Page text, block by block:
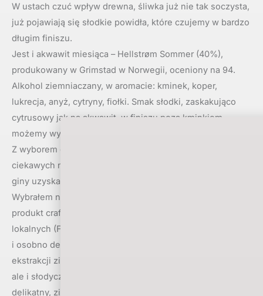
W ustach czuć wpływ drewna, śliwka już nie tak soczysta,
już pojawiają się słodkie powidła, które czujemy w bardzo
długim finiszu.
Jest i akwawit miesiąca – Hellstrøm Sommer (40%),
produkowany w Grimstad w Norwegii, oceniony na 94.
Alkohol ziemniaczany, w aromacie: kminek, koper,
lukrecja, anyż, cytryny, fiołki. Smak słodki, zaskakująco
cytrusowy jak na akwawit, w finiszu poza kminkiem
możemy wyczuć pomarańcze.
Z wyborem ginu marca miałem duży kłopot, tak wiele
ciekawych nowych ginów wciąż pojawia się na rynku. Trzy
giny uzyskały u mnie taką samą punktację – 95,5.
Wybrałem najbardziej nowatorski. Fred Jerbis 43 (43%) to
produkt craftowy, zestawiany z 43 botaników, głównie
lokalnych (Friuli), każdy botanik jest osobno macerowany
i osobno destylowany, zastosowano pięć różnych metod
ekstrakcji ziół. W nosie: eksplozja ziół, lukrecja, lawenda,
ale i słodycz miodu, do tego rumianek, polne kwiaty. Smak
delikatny, ziołowy, bardziej jak likier ziołowy niż gin, choć